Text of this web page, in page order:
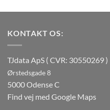
KONTAKT OS:
TJdata ApS ( CVR: 30550269 )
Ørstedsgade 8
5000 Odense C
Find vej med Google Maps